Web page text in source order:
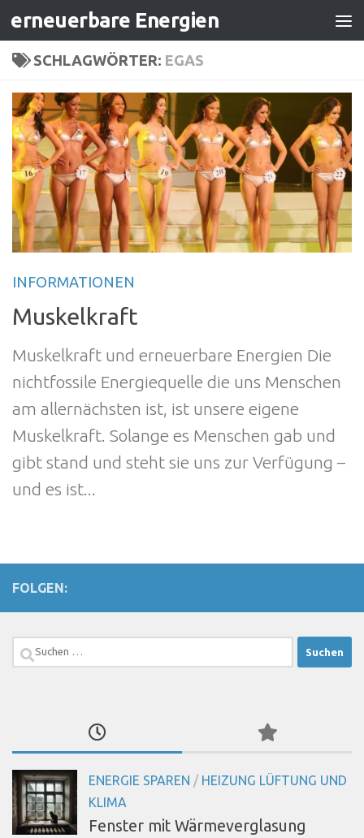
Zum Inhalt springen
erneuerbare Energien
SCHLAGWÖRTER: EGAS
INFORMATIONEN
Muskelkraft
Muskelkraft und erneuerbare Energien Die
nichtfossile Energiequelle die uns Menschen
am allernächsten ist, ist unsere eigene
Muskelkraft. Solange es Menschen gab und
gibt stand und steht sie uns zur Verfügung –
und es ist...
FOLGEN:
Suchen
ENERGIE SPAREN / HEIZUNG LÜFTUNG UND
KLIMA
Fenster mit Wärmeverglasung